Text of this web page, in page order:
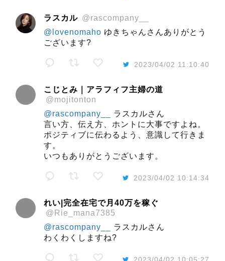
ラスカル @rascompany__
@lovenomaho ゆきちゃんさんありがとう
ございます?
2023/04/02 11:10:40
こじとみ｜アラフィフ主婦の道
@mojitonton
@rascompany__
ラスカルさん
言い方、伝え方、ホントに大事ですよね。
ポジティブに伝わるよう、意識して行きま
す。
いつもありがとうございます。
2023/04/02 10:14:34
れい|完全在宅で月40万を稼ぐ
@Rie_mana7385
@rascompany__
ラスカルさん
わくわくしますね?